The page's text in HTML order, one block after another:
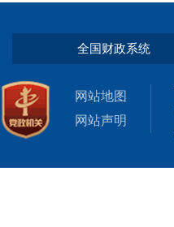
全国财政系统
网站地图
网站声明